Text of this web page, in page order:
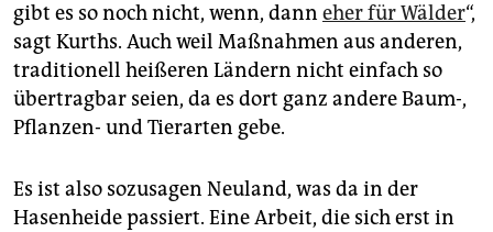
gibt es so noch nicht, wenn, dann eher für Wälder“,
sagt Kurths. Auch weil Maßnahmen aus anderen,
traditionell heißeren Ländern nicht einfach so
übertragbar seien, da es dort ganz andere Baum-,
Pflanzen- und Tierarten gebe.
Es ist also sozusagen Neuland, was da in der
Hasenheide passiert. Eine Arbeit, die sich erst in